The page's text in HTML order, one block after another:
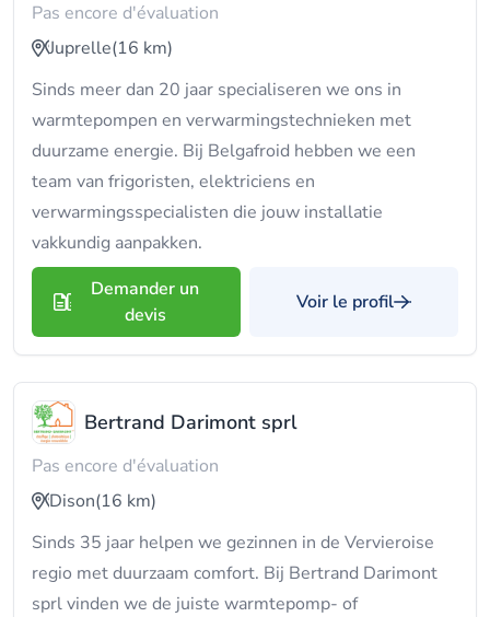
Pas encore d'évaluation
Juprelle(16 km)
Sinds meer dan 20 jaar specialiseren we ons in
warmtepompen en verwarmingstechnieken met
duurzame energie. Bij Belgafroid hebben we een
team van frigoristen, elektriciens en
verwarmingsspecialisten die jouw installatie
vakkundig aanpakken.
Demander un
devis
Voir le profil
Bertrand Darimont sprl
Pas encore d'évaluation
Dison(16 km)
Sinds 35 jaar helpen we gezinnen in de Vervieroise
regio met duurzaam comfort. Bij Bertrand Darimont
sprl vinden we de juiste warmtepomp- of